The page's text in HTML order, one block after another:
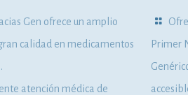
Gen ofrece un amplio
calidad en medicamentos
atención médica de
Primer